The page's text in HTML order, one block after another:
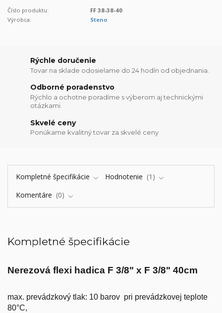
Číslo produktu:
FF 38-38-40
Výrobca:
Steno
Rýchle doručenie
Tovar na sklade odosielame do 24 hodín od objednania.
Odborné poradenstvo
Rýchlo a ochotne poradíme s výberom aj technickými
otázkami.
Skvelé ceny
Ponúkame kvalitný tovar za skvelé ceny
Kompletné špecifikácie Hodnotenie
1
Komentáre
0
Kompletné špecifikácie
Nerezová flexi hadica F 3/8" x F 3/8" 40cm
max. prevádzkový tlak: 10 barov pri prevádzkovej teplote
80°C,